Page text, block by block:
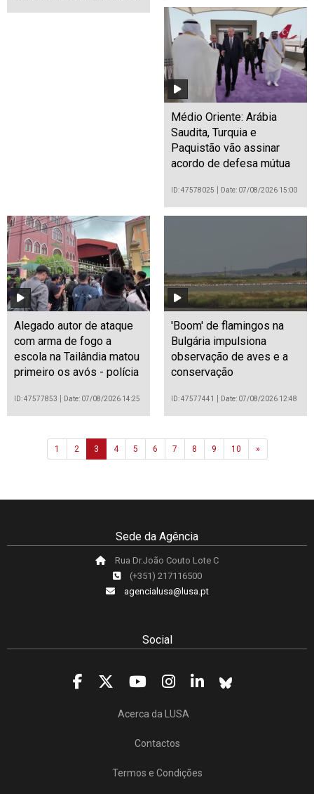
Médio Oriente: Arábia
Saudita, Turquia e
Paquistão vão assinar
acordo de defesa mútua
ID: 47578025 Date: 07/08/2026 15:00
Alegado autor de ataque
com arma de fogo a
escola na Tailândia matou
primeiro os avós - polícia
ID: 47577853 Date: 07/08/2026 14:25
'Boom' de flamingos na
Bulgária impulsiona
observação de aves e a
conservação
ID: 47577441 Date: 07/08/2026 12:48
1 2 3 4 5 6 7 8 9 10 »Next
Sede da Agência
Rua Dr.João Couto Lote C
(+351) 217116500
agencialusa@lusa.pt
Social
Acerca da LUSA
Contactos
Termos e Condições